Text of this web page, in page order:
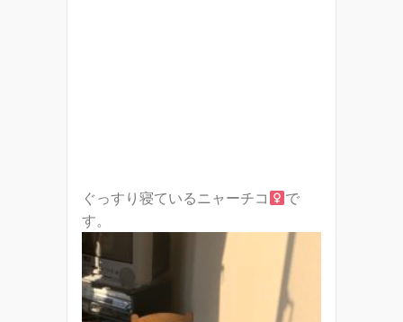
ぐっすり寝ているニャーチコ
で
す。